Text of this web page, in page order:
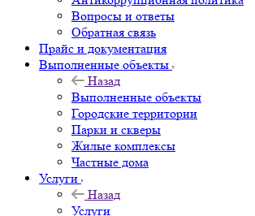
Вопросы и ответы
Обратная связь
Прайс и документация
Выполненные объекты
Назад
Выполненные объекты
Городские территории
Парки и скверы
Жилые комплексы
Частные дома
Услуги
Назад
Услуги